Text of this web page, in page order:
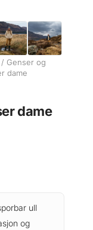
/ Genser og
dame
dame
ull
og